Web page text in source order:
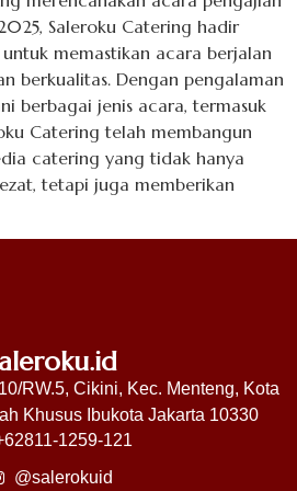
Saleroku Catering hadir
memastikan acara berjalan
berkualitas. Dengan pengalaman
berbagai jenis acara, termasuk
Catering telah membangun
catering yang tidak hanya
tetapi juga memberikan
RW.5, Cikini, Kec. Menteng, Kota
Khusus Ibukota Jakarta 10330
1259-121
@salerokuid